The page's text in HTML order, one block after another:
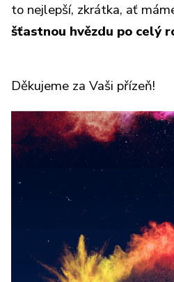
to nejlepší, zkrátka, ať
šťastnou hvězdu po celý
Děkujeme za Vaši přízeň!